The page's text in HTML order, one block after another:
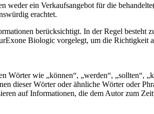
ein Verkaufsangebot für die
erachtet.
berücksichtigt. In der Regel besteht
Biologic vorgelegt, um die Richtigkeit
wie „können“, „werden“, „sollten“,
dieser Wörter oder ähnliche Wörter oder
auf Informationen, die dem Autor zum